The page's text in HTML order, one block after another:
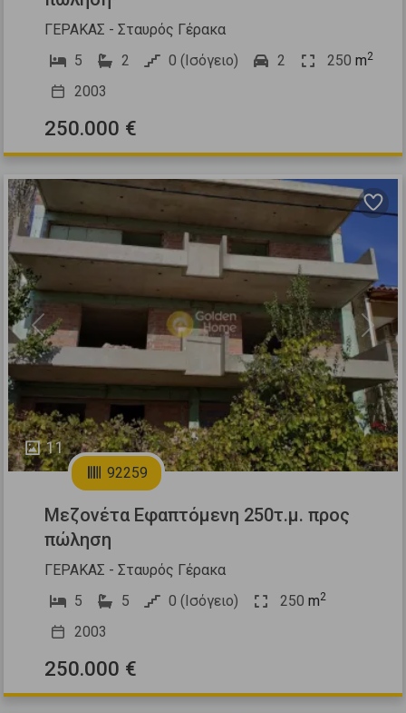
ΓΕΡΑΚΑΣ - Σταυρός Γέρακα
5
2 0 (Ισόγειο) 2 250 m2
2003
250.000 €
11
Previous Next
92259
Μεζονέτα Εφαπτόμενη 250τ.μ. προς
πώληση
ΓΕΡΑΚΑΣ - Σταυρός Γέρακα
5
5 0 (Ισόγειο) 250 m2
2003
250.000 €